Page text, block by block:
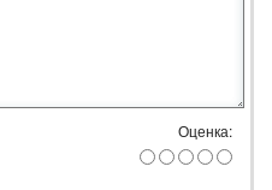
Оценка: